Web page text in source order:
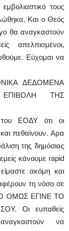
τους
Και ο Θεός
θα αναγκαστούν
απελπισμένοι,
Εύχομαι να
ΔΕΔΟΜΕΝΑ
ΤΗΣ
του ΕΟΔΥ ότι οι
πεθαίνουν. Αρα
της δημόσιας
κάνουμε rapid
ακόμη και
τη νόσο σε
ΟΜΩΣ ΕΓΙΝΕ ΤΟ
Οι ευπαθείς
να